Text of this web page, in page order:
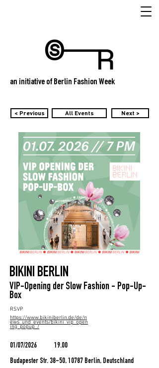
an initiative of Berlin Fashion Week
< Previous All Events Next >
BIKINI BERLIN
VIP-Opening der Slow Fashion - Pop-Up-
Box
RSVP
https://www.bikiniberlin.de/de/n
ews_und_events/bikini_vip_open
ing_popup_/
01/07/2026 19.00
Budapester Str. 38-50, 10787 Berlin, Deutschland